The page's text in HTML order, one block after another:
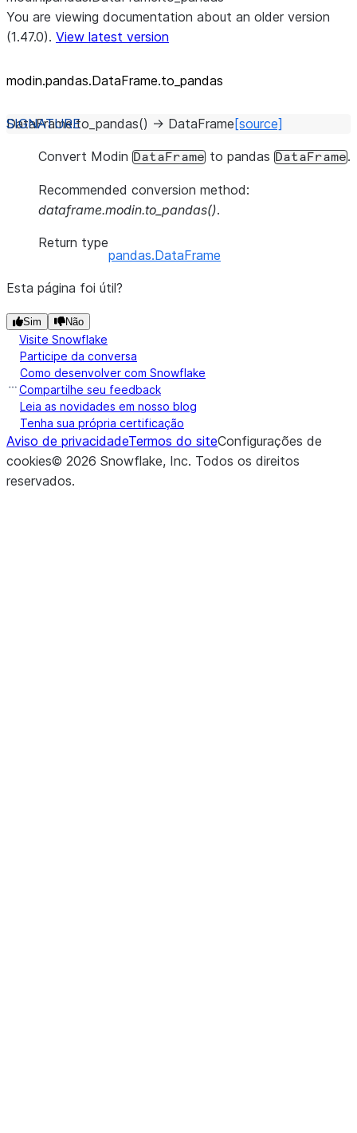
You are viewing documentation about an older version
(1.47.0). View latest version
modin.pandas.DataFrame.to_ pandas
DataFrame.to_pandas() → DataFrame [source]
Convert Modin DataFrame to pandas DataFrame.
Recommended conversion method:
dataframe.modin.to_pandas().
Return type
pandas.DataFrame
Esta página foi útil?
Sim Não
Visite Snowflake
Participe da conversa
Como desenvolver com Snowflake
Compartilhe seu feedback
Leia as novidades em nosso blog
Tenha sua própria certificação
Aviso de privacidadeTermos do siteConfigurações de
cookies© 2026 Snowflake, Inc. Todos os direitos
reservados.